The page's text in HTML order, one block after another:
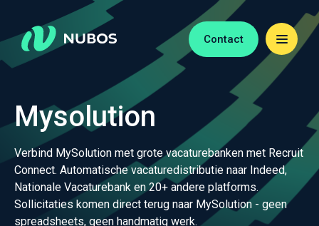
Contact
Mysolution
Verbind MySolution met grote vacaturebanken met Recruit
Connect. Automatische vacaturedistributie naar Indeed,
Nationale Vacaturebank en 20+ andere platforms.
Sollicitaties komen direct terug naar MySolution - geen
spreadsheets, geen handmatig werk.